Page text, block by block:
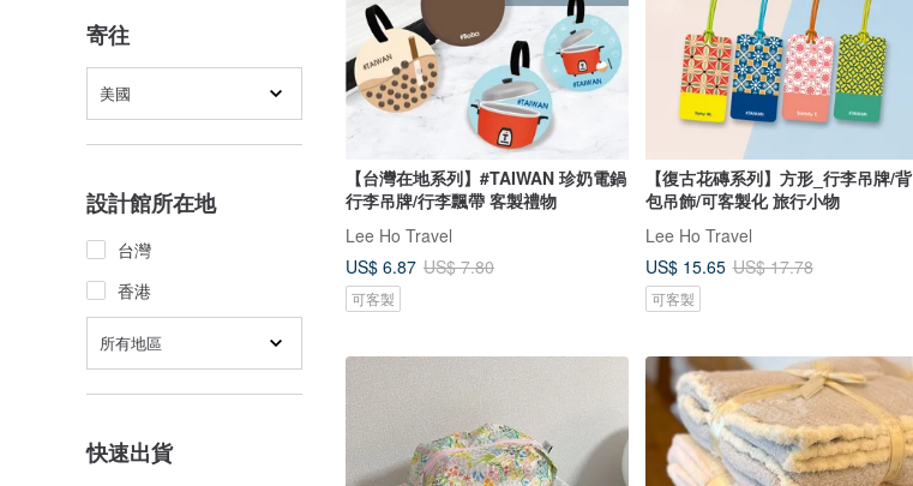
寄往
美國
設計館所在地
台灣
香港
所有地區
快速出貨
【台灣在地系列】#TAIWAN 珍奶電鍋
行李吊牌/行李飄帶 客製禮物
Lee Ho Travel
US$ 6.87 US$ 7.80
可客製
【復古花磚系列】方形_行李吊牌/背
包吊飾/可客製化 旅行小物
Lee Ho Travel
US$ 15.65 US$ 17.78
可客製